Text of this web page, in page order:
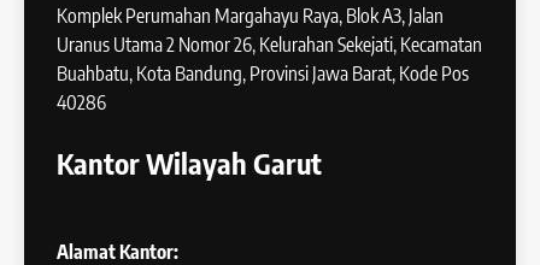
Komplek Perumahan Margahayu Raya, Blok A3, Jalan
Uranus Utama 2 Nomor 26, Kelurahan Sekejati, Kecamatan
Buahbatu, Kota Bandung, Provinsi Jawa Barat, Kode Pos
40286
Kantor Wilayah Garut
Alamat Kantor: